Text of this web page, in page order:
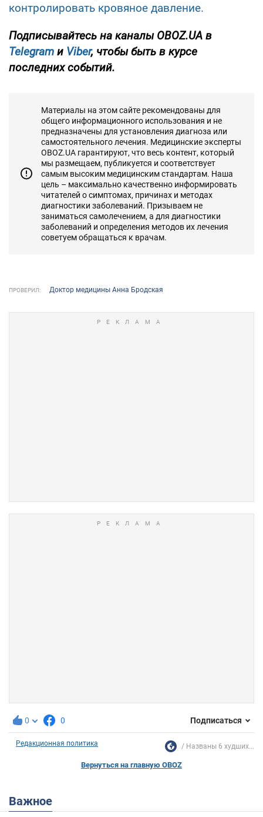
контролировать кровяное давление.
Подписывайтесь на каналы OBOZ.UA в
Telegram и Viber, чтобы быть в курсе
последних событий.
Материалы на этом сайте рекомендованы для
общего информационного использования и не
предназначены для установления диагноза или
самостоятельного лечения. Медицинские эксперты
OBOZ.UA гарантируют, что весь контент, который
мы размещаем, публикуется и соответствует
самым высоким медицинским стандартам. Наша
цель – максимально качественно информировать
читателей о симптомах, причинах и методах
диагностики заболеваний. Призываем не
заниматься самолечением, а для диагностики
заболеваний и определения методов их лечения
советуем обращаться к врачам.
ПРОВЕРИЛ: Доктор медицины Анна Бродская
0 0 Подписаться
Редакционная политика Названы 6 худших...
Вернуться на главную OBOZ
Важное